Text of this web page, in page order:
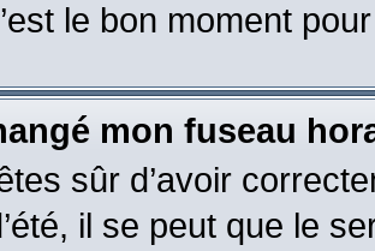
le bon moment
mon fuseau
sûr d’avoir
il se peut que le